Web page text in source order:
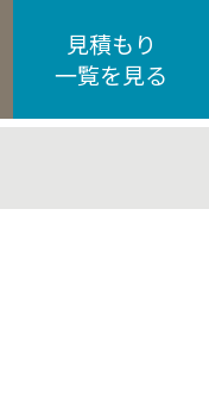
見積もり
一覧を見る